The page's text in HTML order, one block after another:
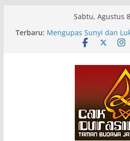
Sabtu, Agustus
Terbaru: Pameran Lukisan
Kota Blitar : Ketika
Mengupas Sunyi dan
Menjaga Marwah Seni
Kunjungan Kerja Ir.
(BHS) Anggota DPR RI
Pameran Tunggal 35
“Tumbang Tambang”,
Derita Pekerja